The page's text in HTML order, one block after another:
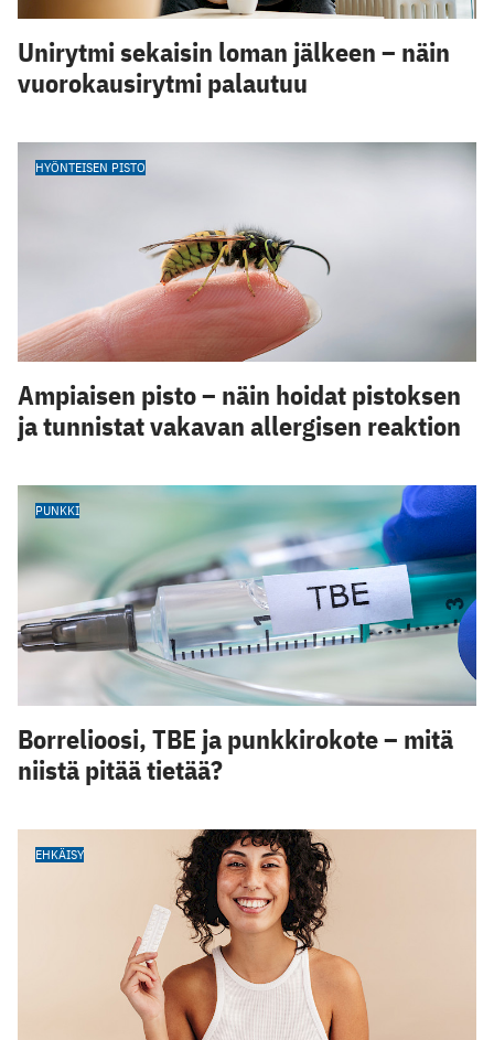
Unirytmi sekaisin loman jälkeen – näin
vuorokausirytmi palautuu
HYÖNTEISEN PISTO
Ampiaisen pisto – näin hoidat pistoksen
ja tunnistat vakavan allergisen reaktion
PUNKKI
Borrelioosi, TBE ja punkkirokote – mitä
niistä pitää tietää?
EHKÄISY